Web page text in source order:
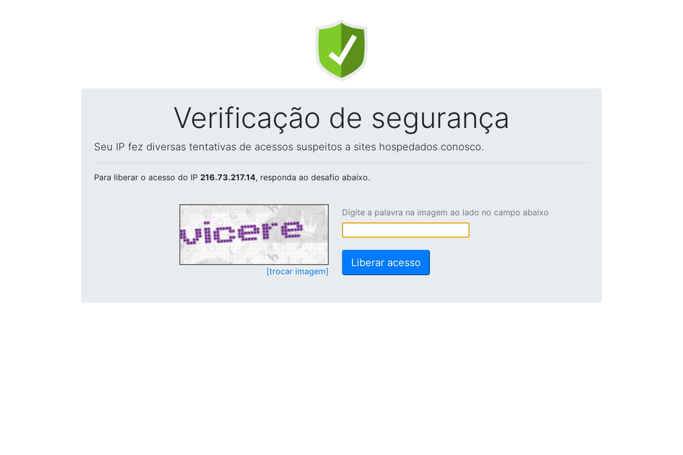
Verificação de segurança
Seu IP fez diversas tentativas de acessos suspeitos a sites hospedados conosco.
Para liberar o acesso do IP 216.73.217.14, responda ao desafio abaixo.
[trocar imagem]
Digite a palavra na imagem ao lado no campo abaixo